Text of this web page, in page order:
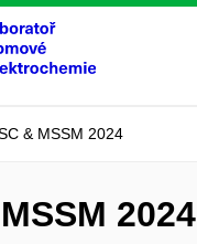
& MSSM 2024
2024